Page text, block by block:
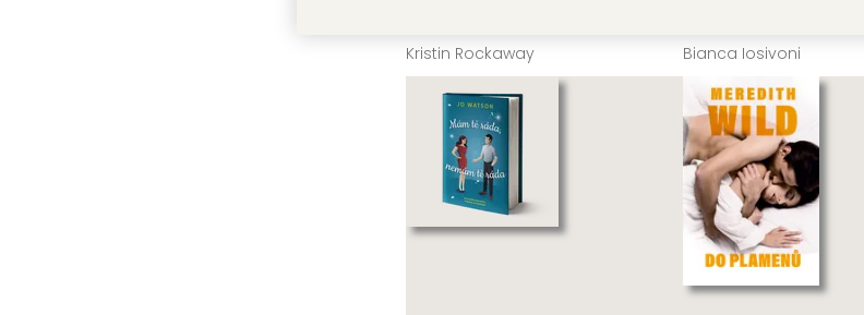
Kristin Rockaway Bianca Iosivoni